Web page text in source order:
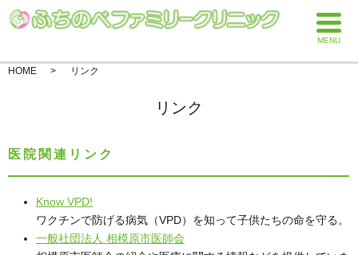
MENU
HOME リンク
リンク
医院関連リンク
Know VPD!
ワクチンで防げる病気（VPD）を知って子供たちの命を守る。
一般社団法人 相模原市医師会